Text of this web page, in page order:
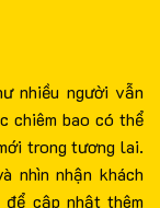
nhiều người vẫn
chiêm bao có thể
trong tương lai.
nhìn nhận khách
cập nhật thêm